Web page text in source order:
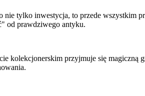
tylko inwestycja, to przede wszystkim
od prawdziwego antyku.
kolekcjonerskim przyjmuje się